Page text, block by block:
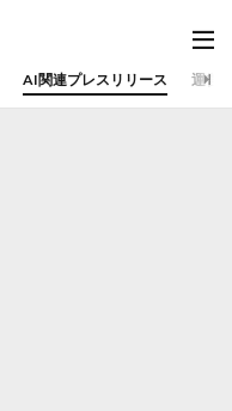
AI関連プレスリリース 運営